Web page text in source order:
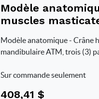
Modèle
muscles
Modèle anatomique - Crâne
mandibulaire ATM, trois (3)
Sur commande seulement
408,41 $